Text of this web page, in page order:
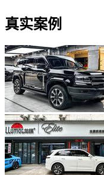
真实案例